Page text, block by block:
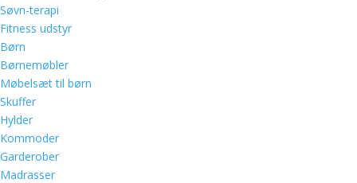
Søvn-terapi
Fitness udstyr
Børn
Børnemøbler
Møbelsæt til børn
Skuffer
Hylder
Kommoder
Garderober
Madrasser